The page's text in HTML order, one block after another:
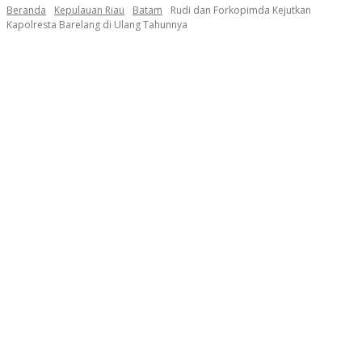
Beranda Kepulauan Riau Batam
Rudi dan Forkopimda Kejutkan
Kapolresta Barelang di Ulang Tahunnya